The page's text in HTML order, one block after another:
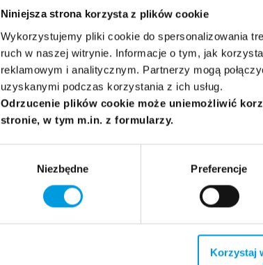
Niniejsza strona korzysta z plików cookie
Wykorzystujemy pliki cookie do spersonalizowania
ruch w naszej witrynie. Informacje o tym, jak
reklamowym i analitycznym. Partnerzy mogą
uzyskanymi podczas korzystania z ich usług.
Odrzucenie plików cookie może uniemożliwić
stronie, w tym m.in. z formularzy.
Niezbędne Preferencje
Korzystaj